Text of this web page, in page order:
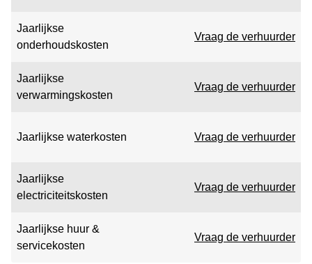
Jaarlijkse
onderhoudskosten
Vraag de verhuurder
Jaarlijkse
verwarmingskosten
Vraag de verhuurder
Jaarlijkse waterkosten Vraag de verhuurder
Jaarlijkse
electriciteitskosten
Vraag de verhuurder
Jaarlijkse huur &
servicekosten
Vraag de verhuurder